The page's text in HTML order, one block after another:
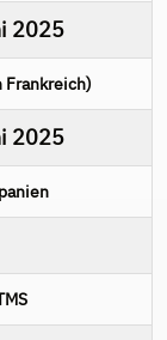
2025
Frankreich)
2025